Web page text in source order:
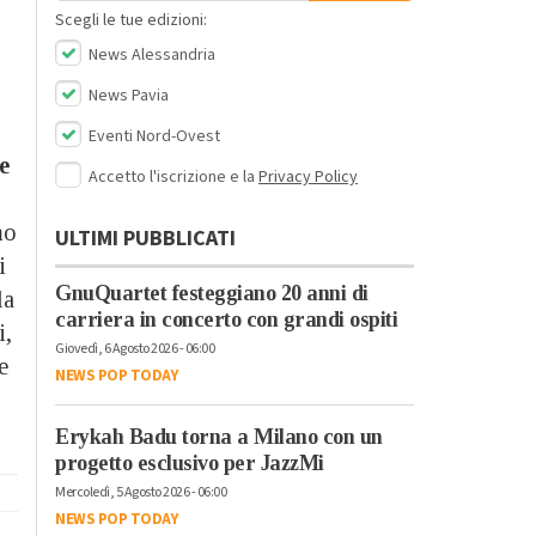
Scegli le tue edizioni:
News Alessandria
News Pavia
Eventi Nord-Ovest
Accetto l'iscrizione e la Privacy Policy
ULTIMI PUBBLICATI
GnuQuartet festeggiano 20 anni di
carriera in concerto con grandi ospiti
Giovedì, 6 Agosto 2026 - 06:00
NEWS POP TODAY
Erykah Badu torna a Milano con un
progetto esclusivo per JazzMi
Mercoledì, 5 Agosto 2026 - 06:00
NEWS POP TODAY